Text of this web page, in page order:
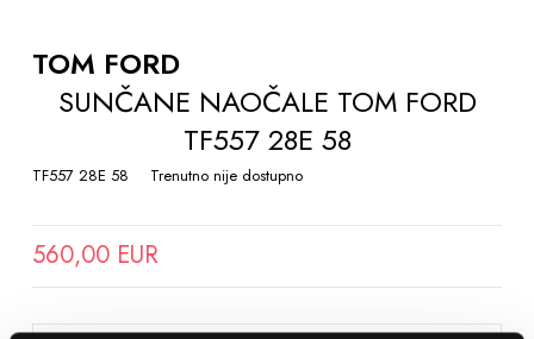
THE
BEGINNING
GALLERY
TOM FORD
SUNČANE NAOČALE TOM FORD
TF557 28E 58
TF557 28E 58 Trenutno nije dostupno
560,00 EUR